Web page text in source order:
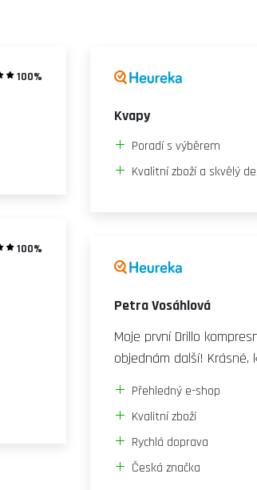
100%
Kvapy
Poradí s výběrem
Kvalitní zboží a skvělý
100%
Petra Vosáhlová
Moje první Drillo
objednám další! Krásné,
Přehledný e-shop
Kvalitní zboží
Rychlá doprava
Česká značka